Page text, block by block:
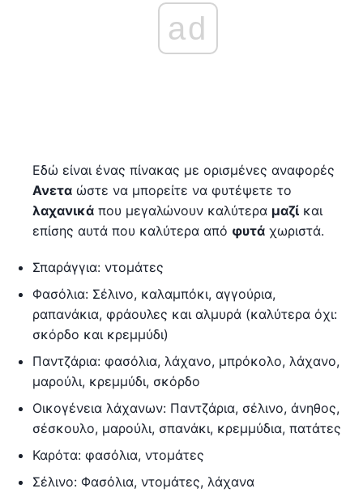
ad
Εδώ είναι ένας πίνακας με ορισμένες αναφορές
Ανετα ώστε να μπορείτε να φυτέψετε το
λαχανικά που μεγαλώνουν καλύτερα μαζί και
επίσης αυτά που καλύτερα από φυτά χωριστά.
Σπαράγγια: ντομάτες
Φασόλια: Σέλινο, καλαμπόκι, αγγούρια,
ραπανάκια, φράουλες και αλμυρά (καλύτερα όχι:
σκόρδο και κρεμμύδι)
Παντζάρια: φασόλια, λάχανο, μπρόκολο, λάχανο,
μαρούλι, κρεμμύδι, σκόρδο
Οικογένεια λάχανων: Παντζάρια, σέλινο, άνηθος,
σέσκουλο, μαρούλι, σπανάκι, κρεμμύδια, πατάτες
Καρότα: φασόλια, ντομάτες
Σέλινο: Φασόλια, ντομάτες, λάχανα